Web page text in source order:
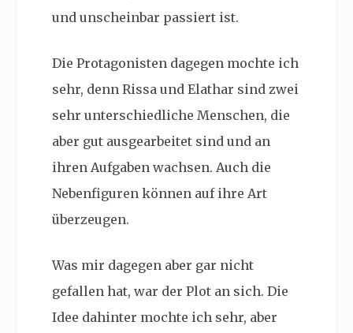
und unscheinbar passiert ist.
Die Protagonisten dagegen mochte ich
sehr, denn Rissa und Elathar sind zwei
sehr unterschiedliche Menschen, die
aber gut ausgearbeitet sind und an
ihren Aufgaben wachsen. Auch die
Nebenfiguren können auf ihre Art
überzeugen.
Was mir dagegen aber gar nicht
gefallen hat, war der Plot an sich. Die
Idee dahinter mochte ich sehr, aber